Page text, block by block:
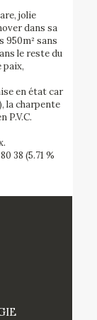
jolie
dans sa
sans
le reste du
paix,
en état car
la charpente
P.V.C.
38 (5.71 %